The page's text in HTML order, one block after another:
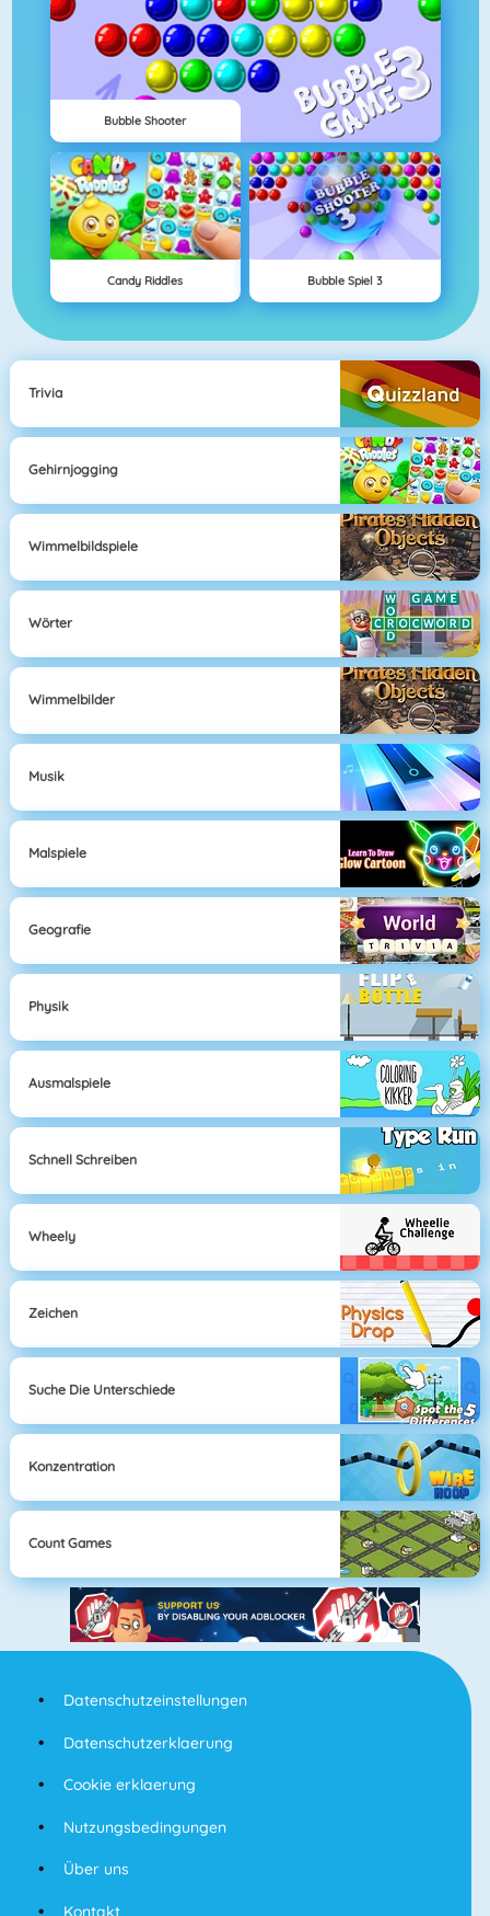
Bubble Shooter
Candy Riddles Bubble Spiel 3
Trivia
Gehirnjogging
Wimmelbildspiele
Wörter
Wimmelbilder
Musik
Malspiele
Geografie
Physik
Ausmalspiele
Schnell Schreiben
Wheely
Zeichen
Suche Die Unterschiede
Konzentration
Count Games
Datenschutzeinstellungen
Datenschutzerklaerung
Cookie erklaerung
Nutzungsbedingungen
Über uns
Kontakt